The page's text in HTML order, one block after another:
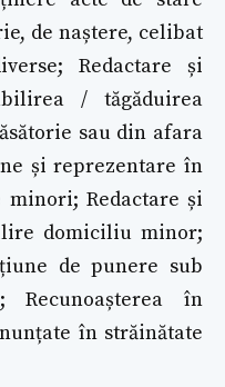
de naștere, celibat
Redactare și
/ tăgăduirea
sau din afara
și reprezentare în
Redactare și
domiciliu minor;
de punere sub
Recunoașterea în
în străinătate